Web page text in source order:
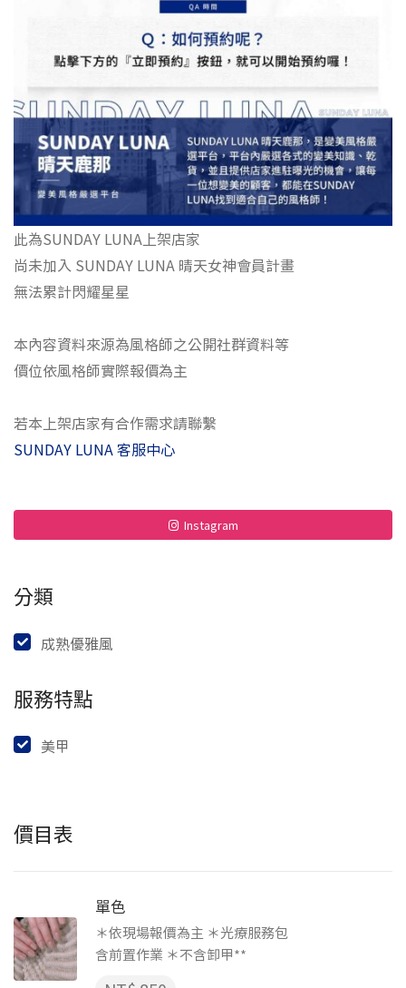
此為SUNDAY LUNA上架店家
尚未加入 SUNDAY LUNA 晴天女神會員計畫
無法累計閃耀星星
本內容資料來源為風格師之公開社群資料等
價位依風格師實際報價為主
若本上架店家有合作需求請聯繫
SUNDAY LUNA 客服中心
Instagram
分類
成熟優雅風
服務特點
美甲
價目表
單色
＊依現場報價為主 ＊光療服務包
含前置作業 ＊不含卸甲**